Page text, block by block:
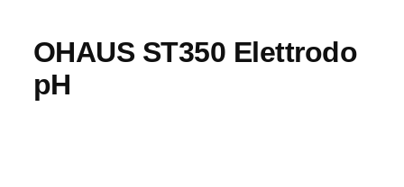
OHAUS ST350 Elettrodo
pH